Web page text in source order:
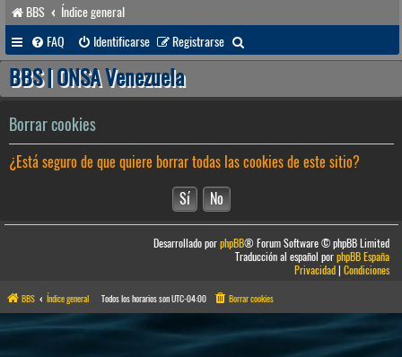
BBS
Índice general
FAQ
Identificarse Registrarse
u
a
r
BBS | ONSA Venezuela
Borrar cookies
¿Está seguro de que quiere borrar todas las cookies de este sitio?
Desarrollado porphpBB® Forum Software © phpBB Limited
Traducción al español porphpBB España
Privacidad|Condiciones
BBS Índice general Todos los horarios sonUTC-04:00 Borrar cookies